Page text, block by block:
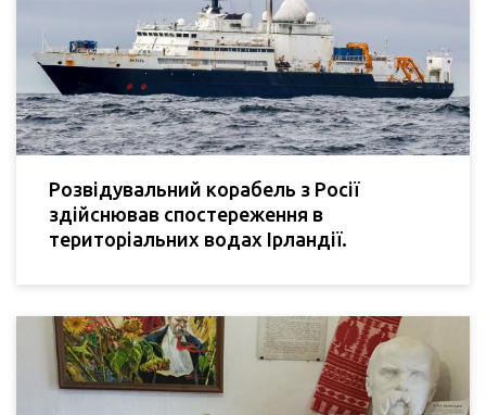
Розвідувальний корабель з Росії
здійснював спостереження в
територіальних водах Ірландії.